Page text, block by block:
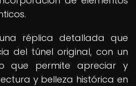
réplica detallada que
del túnel original, con un
que permite apreciar y
y belleza histórica en